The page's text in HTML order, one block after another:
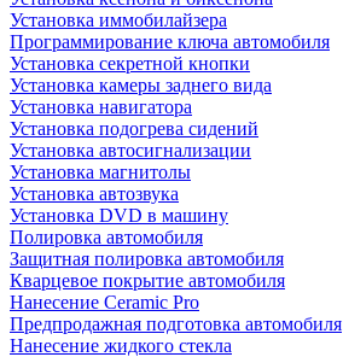
Установка иммобилайзера
Программирование ключа автомобиля
Установка секретной кнопки
Установка камеры заднего вида
Установка навигатора
Установка подогрева сидений
Установка автосигнализации
Установка магнитолы
Установка автозвука
Установка DVD в машину
Полировка автомобиля
Защитная полировка автомобиля
Кварцевое покрытие автомобиля
Нанесение Ceramic Pro
Предпродажная подготовка автомобиля
Нанесение жидкого стекла